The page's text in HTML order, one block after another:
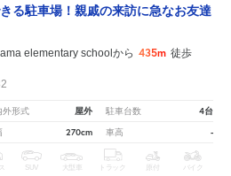
る駐車場！親戚の来訪に急なお友達
elementary schoolから 435m 徒歩
外形式 屋外 駐車台数 4台
270cm 車高 -
SUV 大型車 トラック 原付 バイク